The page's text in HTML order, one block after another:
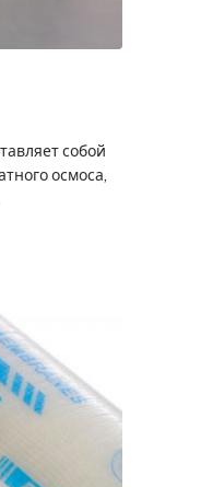
собой
осмоса,